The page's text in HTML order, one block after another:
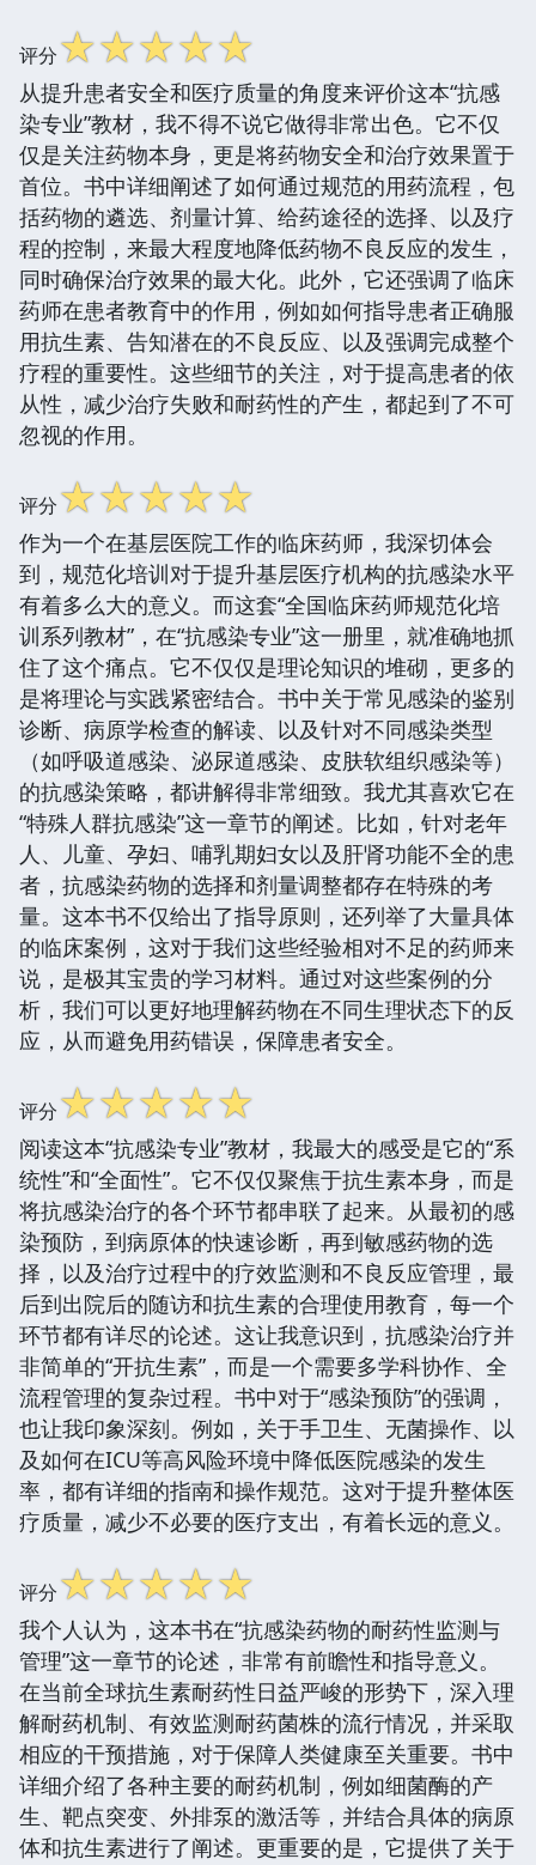
评分☆☆☆☆☆
从提升患者安全和医疗质量的角度来评价这本“抗感
染专业”教材，我不得不说它做得非常出色。它不仅
仅是关注药物本身，更是将药物安全和治疗效果置于
首位。书中详细阐述了如何通过规范的用药流程，包
括药物的遴选、剂量计算、给药途径的选择、以及疗
程的控制，来最大程度地降低药物不良反应的发生，
同时确保治疗效果的最大化。此外，它还强调了临床
药师在患者教育中的作用，例如如何指导患者正确服
用抗生素、告知潜在的不良反应、以及强调完成整个
疗程的重要性。这些细节的关注，对于提高患者的依
从性，减少治疗失败和耐药性的产生，都起到了不可
忽视的作用。
评分☆☆☆☆☆
作为一个在基层医院工作的临床药师，我深切体会
到，规范化培训对于提升基层医疗机构的抗感染水平
有着多么大的意义。而这套“全国临床药师规范化培
训系列教材”，在“抗感染专业”这一册里，就准确地抓
住了这个痛点。它不仅仅是理论知识的堆砌，更多的
是将理论与实践紧密结合。书中关于常见感染的鉴别
诊断、病原学检查的解读、以及针对不同感染类型
（如呼吸道感染、泌尿道感染、皮肤软组织感染等）
的抗感染策略，都讲解得非常细致。我尤其喜欢它在
“特殊人群抗感染”这一章节的阐述。比如，针对老年
人、儿童、孕妇、哺乳期妇女以及肝肾功能不全的患
者，抗感染药物的选择和剂量调整都存在特殊的考
量。这本书不仅给出了指导原则，还列举了大量具体
的临床案例，这对于我们这些经验相对不足的药师来
说，是极其宝贵的学习材料。通过对这些案例的分
析，我们可以更好地理解药物在不同生理状态下的反
应，从而避免用药错误，保障患者安全。
评分☆☆☆☆☆
阅读这本“抗感染专业”教材，我最大的感受是它的“系
统性”和“全面性”。它不仅仅聚焦于抗生素本身，而是
将抗感染治疗的各个环节都串联了起来。从最初的感
染预防，到病原体的快速诊断，再到敏感药物的选
择，以及治疗过程中的疗效监测和不良反应管理，最
后到出院后的随访和抗生素的合理使用教育，每一个
环节都有详尽的论述。这让我意识到，抗感染治疗并
非简单的“开抗生素”，而是一个需要多学科协作、全
流程管理的复杂过程。书中对于“感染预防”的强调，
也让我印象深刻。例如，关于手卫生、无菌操作、以
及如何在ICU等高风险环境中降低医院感染的发生
率，都有详细的指南和操作规范。这对于提升整体医
疗质量，减少不必要的医疗支出，有着长远的意义。
评分☆☆☆☆☆
我个人认为，这本书在“抗感染药物的耐药性监测与
管理”这一章节的论述，非常有前瞻性和指导意义。
在当前全球抗生素耐药性日益严峻的形势下，深入理
解耐药机制、有效监测耐药菌株的流行情况，并采取
相应的干预措施，对于保障人类健康至关重要。书中
详细介绍了各种主要的耐药机制，例如细菌酶的产
生、靶点突变、外排泵的激活等，并结合具体的病原
体和抗生素进行了阐述。更重要的是，它提供了关于